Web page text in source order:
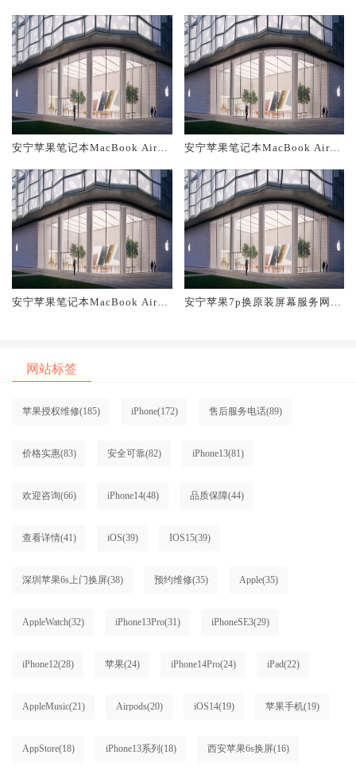
安宁苹果笔记本MacBook Air换
安宁苹果笔记本MacBook Air换
安宁苹果笔记本MacBook Air换
安宁苹果7p换原装屏幕服务网点
网站标签
苹果授权维修(185) iPhone(172) 售后服务电话(89)
价格实惠(83) 安全可靠(82) iPhone13(81)
欢迎咨询(66) iPhone14(48) 品质保障(44)
查看详情(41) iOS(39) IOS15(39)
深圳苹果6s上门换屏(38) 预约维修(35) Apple(35)
AppleWatch(32) iPhone13Pro(31) iPhoneSE3(29)
iPhone12(28) 苹果(24) iPhone14Pro(24) iPad(22)
AppleMusic(21) Airpods(20) iOS14(19) 苹果手机(19)
AppStore(18) iPhone13系列 (18) 西安苹果6s换屏(16)